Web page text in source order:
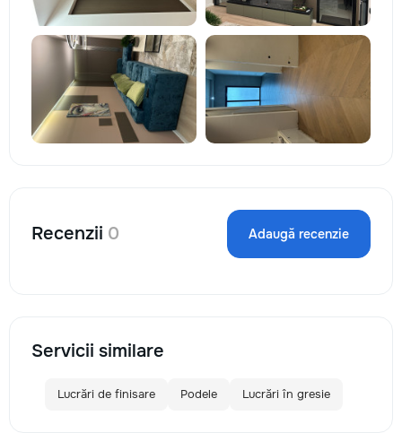
Recenzii 0 Adaugă recenzie
Servicii similare
Lucrări de finisare Podele Lucrări în gresie